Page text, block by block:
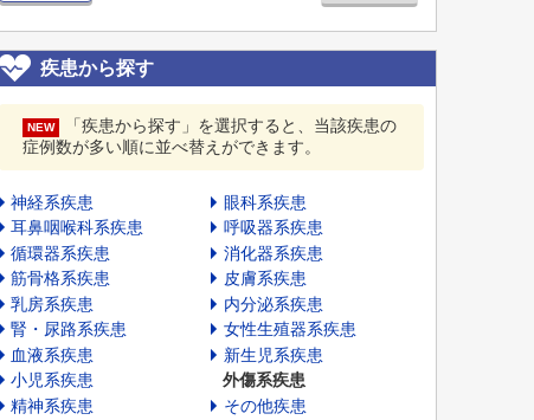
疾患から探す
NEW
「疾患から探す」を選択すると、当該疾患の
症例数が多い順に並べ替えができます。
神経系疾患
眼科系疾患
耳鼻咽喉科系疾患
呼吸器系疾患
循環器系疾患
消化器系疾患
筋骨格系疾患
皮膚系疾患
乳房系疾患
内分泌系疾患
腎・尿路系疾患
女性生殖器系疾患
血液系疾患
新生児系疾患
小児系疾患
外傷系疾患
精神系疾患
その他疾患